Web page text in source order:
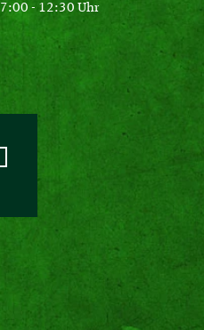
- 12:30 Uhr